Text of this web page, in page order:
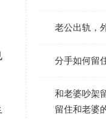
老公出轨，
分手如何留
和老婆吵架
留住和老婆